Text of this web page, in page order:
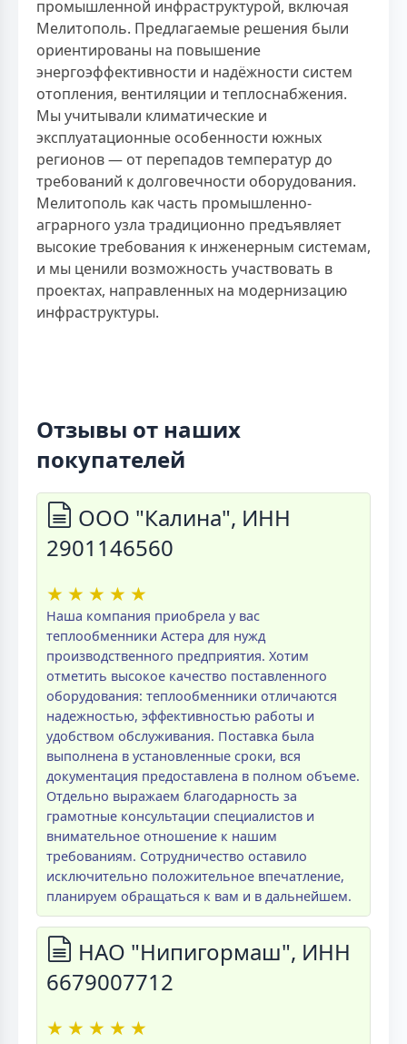
промышленной инфраструктурой, включая
Мелитополь. Предлагаемые решения были
ориентированы на повышение
энергоэффективности и надёжности систем
отопления, вентиляции и теплоснабжения.
Мы учитывали климатические и
эксплуатационные особенности южных
регионов — от перепадов температур до
требований к долговечности оборудования.
Мелитополь как часть промышленно-
аграрного узла традиционно предъявляет
высокие требования к инженерным системам,
и мы ценили возможность участвовать в
проектах, направленных на модернизацию
инфраструктуры.
Отзывы от наших
покупателей
ООО "Калина", ИНН
2901146560
★ ★ ★ ★ ★
Наша компания приобрела у вас
теплообменники Астера для нужд
производственного предприятия. Хотим
отметить высокое качество поставленного
оборудования: теплообменники отличаются
надежностью, эффективностью работы и
удобством обслуживания. Поставка была
выполнена в установленные сроки, вся
документация предоставлена в полном объеме.
Отдельно выражаем благодарность за
грамотные консультации специалистов и
внимательное отношение к нашим
требованиям. Сотрудничество оставило
исключительно положительное впечатление,
планируем обращаться к вам и в дальнейшем.
НАО "Нипигормаш", ИНН
6679007712
★ ★ ★ ★ ★